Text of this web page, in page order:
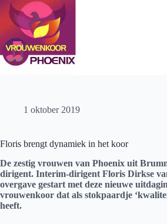
Ga
naar
inhoud
1 oktober 2019
Floris brengt dynamiek in het koor
De zestig vrouwen van Phoenix uit
dirigent. Interim-dirigent Floris Dirkse
overgave gestart met deze nieuwe
vrouwenkoor dat als stokpaardje
heeft.